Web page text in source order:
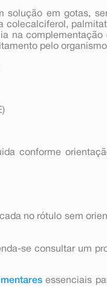
solução em gotas,
colecalciferol,
na complementação
pelo
conforme
no rótulo sem
se consultar um
essenciais